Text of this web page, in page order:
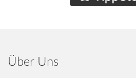
Über Uns